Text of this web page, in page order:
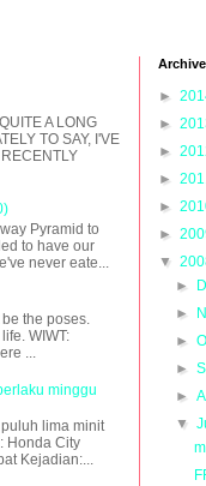
A LONG
TO SAY, I'VE
Pyramid to
to have our
never eate...
the poses.
WIWT:
...
minggu
lima minit
Honda City
Kejadian:...
Archive
►
►
►
►
►
►
▼
►
►
►
►
►
▼